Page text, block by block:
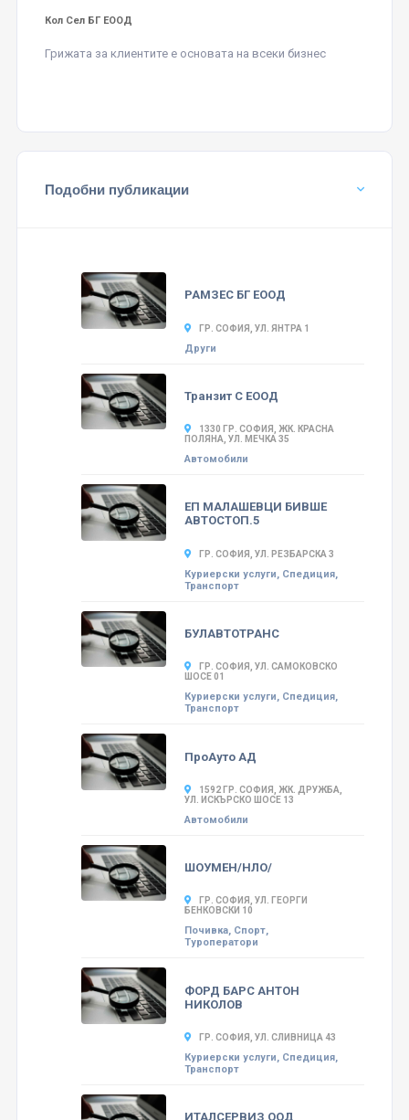
Кол Сел БГ ЕООД
Грижата за клиентите е основата на всеки бизнес
Подобни публикации
РАМЗЕС БГ ЕООД
ГР. СОФИЯ, УЛ. ЯНТРА 1
Други
Транзит С ЕООД
1330 ГР. СОФИЯ, ЖК. КРАСНА
ПОЛЯНА, УЛ. МЕЧКА 35
Автомобили
ЕП МАЛАШЕВЦИ БИВШЕ
АВТОСТОП.5
ГР. СОФИЯ, УЛ. РЕЗБАРСКА 3
Куриерски услуги, Спедиция,
Транспорт
БУЛАВТОТРАНС
ГР. СОФИЯ, УЛ. САМОКОВСКО
ШОСЕ 01
Куриерски услуги, Спедиция,
Транспорт
ПроАуто АД
1592 ГР. СОФИЯ, ЖК. ДРУЖБА,
УЛ. ИСКЪРСКО ШОСЕ 13
Автомобили
ШОУМЕН/НЛО/
ГР. СОФИЯ, УЛ. ГЕОРГИ
БЕНКОВСКИ 10
Почивка, Спорт,
Туроператори
ФОРД БАРС АНТОН
НИКОЛОВ
ГР. СОФИЯ, УЛ. СЛИВНИЦА 43
Куриерски услуги, Спедиция,
Транспорт
ИТАЛСЕРВИЗ ООД